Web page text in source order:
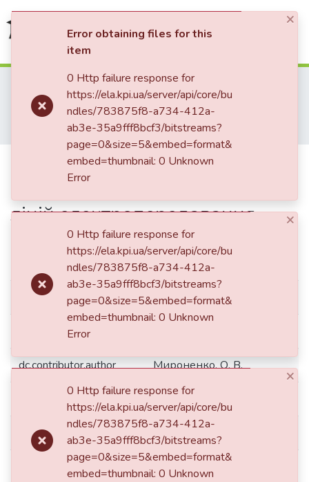
Communities & Collections
All of DSpace
Наукова періодика
Енергетика: економіка, технології, екологія
2018
Енергетика: економіка, технології, екологія: науковий журнал, № 3 (53)
Особливості застосування багатоколових повітряних ліній електропередавання
Особливості застосування
багатоколових повітряних
ліній електропередавання
Simple item page
dc.contributor.author Казанський, С. В.
dc.contributor.author
dc.contributor.author Мироненко, О. В.
dc.contributor.author Соколов, М. С.
dc.date.accessioned 2019-12-09T14:08:34Z
dc.date.available 2019-12-09T14:08:34Z
×
Error obtaining files for this
item
0 Http failure response for
https://ela.kpi.ua/server/api/core/bu
ndles/783875f8-a734-412a-
ab3e-35a9fff8bcf3/bitstreams?
page=0&size=5&embed=format&
embed=thumbnail: 0 Unknown
Error
×
0 Http failure response for
https://ela.kpi.ua/server/api/core/bu
ndles/783875f8-a734-412a-
ab3e-35a9fff8bcf3/bitstreams?
page=0&size=5&embed=format&
embed=thumbnail: 0 Unknown
Error
×
0 Http failure response for
https://ela.kpi.ua/server/api/core/bu
ndles/783875f8-a734-412a-
ab3e-35a9fff8bcf3/bitstreams?
page=0&size=5&embed=format&
embed=thumbnail: 0 Unknown